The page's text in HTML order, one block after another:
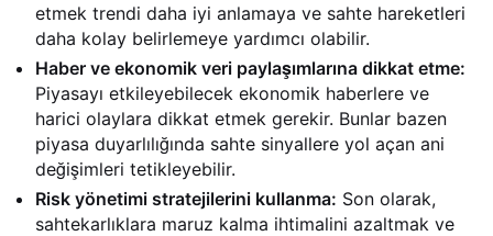
etmek trendi daha iyi anlamaya ve sahte hareketleri
daha kolay belirlemeye yardımcı olabilir.
Haber ve ekonomik veri paylaşımlarına dikkat etme:
Piyasayı etkileyebilecek ekonomik haberlere ve
harici olaylara dikkat etmek gerekir. Bunlar bazen
piyasa duyarlılığında sahte sinyallere yol açan ani
değişimleri tetikleyebilir.
Risk yönetimi stratejilerini kullanma: Son olarak,
sahtekarlıklara maruz kalma ihtimalini azaltmak ve